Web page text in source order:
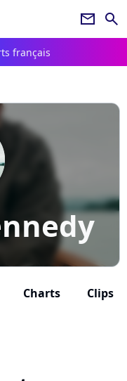
newsletter search
français
Charts Clips